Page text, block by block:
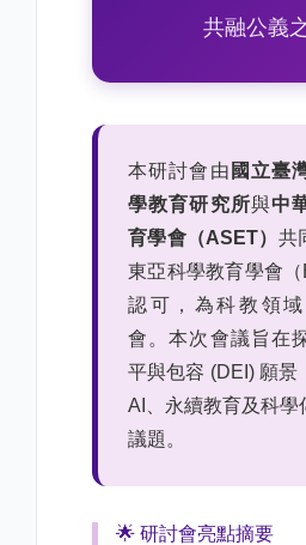
共融公義
本研討會由 國立臺
學教育研究所與中
育學會（ASET） 共
東亞科學教育學會
認可，為科教領
會。本次會議旨在
平與包容 (DEI) 願景
AI、永續教育及科學
議題。
🌟 研討會亮點摘要